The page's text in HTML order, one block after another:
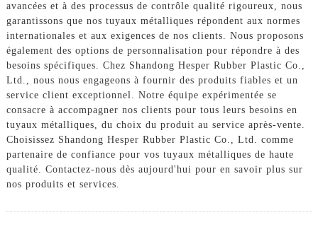
avancées et à des processus de contrôle qualité rigoureux, nous
garantissons que nos tuyaux métalliques répondent aux normes
internationales et aux exigences de nos clients. Nous proposons
également des options de personnalisation pour répondre à des
besoins spécifiques. Chez Shandong Hesper Rubber Plastic Co.,
Ltd., nous nous engageons à fournir des produits fiables et un
service client exceptionnel. Notre équipe expérimentée se
consacre à accompagner nos clients pour tous leurs besoins en
tuyaux métalliques, du choix du produit au service après-vente.
Choisissez Shandong Hesper Rubber Plastic Co., Ltd. comme
partenaire de confiance pour vos tuyaux métalliques de haute
qualité. Contactez-nous dès aujourd'hui pour en savoir plus sur
nos produits et services.